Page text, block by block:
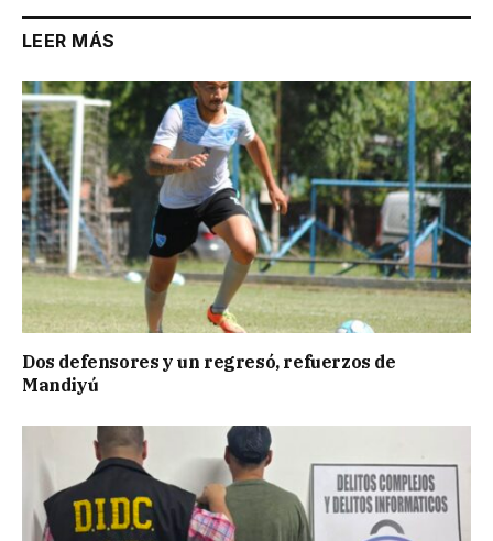
LEER MÁS
Dos defensores y un regresó, refuerzos de
Mandiyú